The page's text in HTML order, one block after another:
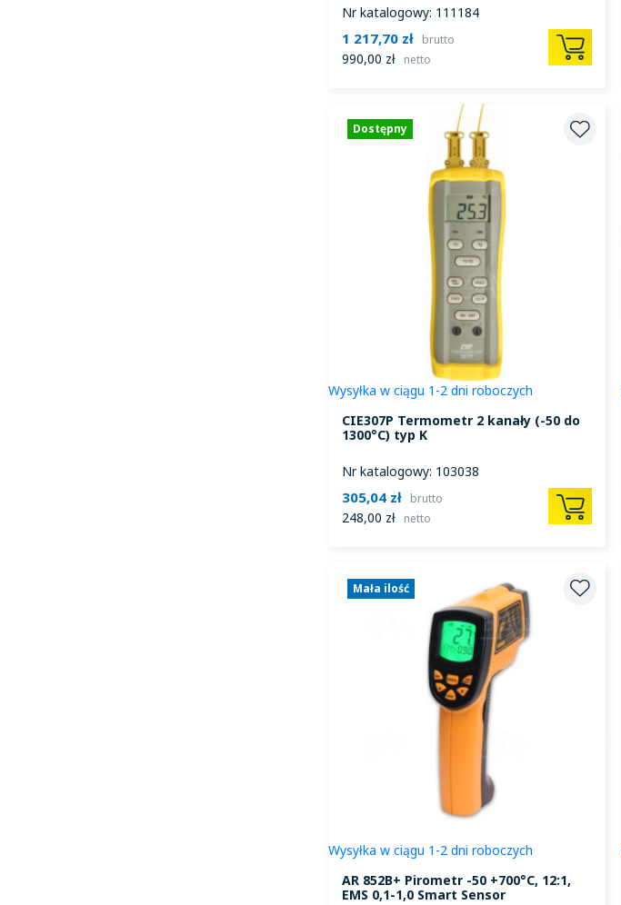
Nr katalogowy: 111184
1 217,70 zł brutto
990,00 zł netto
Dostępny
Wysyłka w ciągu 1-2 dni roboczych
CIE307P Termometr 2 kanały (-50 do
1300°C) typ K
Nr katalogowy: 103038
305,04 zł brutto
248,00 zł netto
Mała ilość
Wysyłka w ciągu 1-2 dni roboczych
AR 852B+ Pirometr -50 +700°C, 12:1,
EMS 0,1-1,0 Smart Sensor